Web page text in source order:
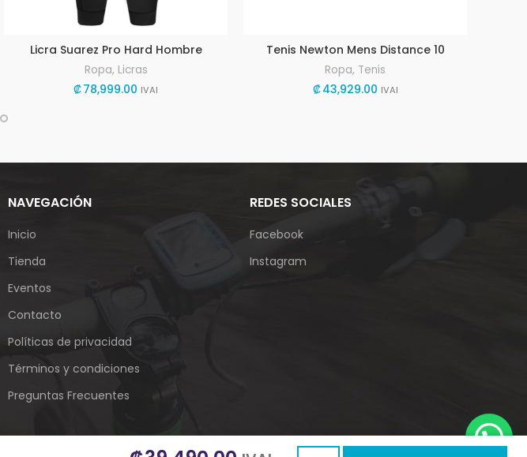
Licra Suarez Pro Hard Hombre
Ropa, Licras
₡78,999.00 IVAI
Tenis Newton Mens Distance 10
Ropa, Tenis
₡43,929.00 IVAI
NAVEGACIÓN
Inicio
Tienda
Eventos
Contacto
Políticas de privacidad
Términos y condiciones
Preguntas Frecuentes
REDES SOCIALES
Facebook
Instagram